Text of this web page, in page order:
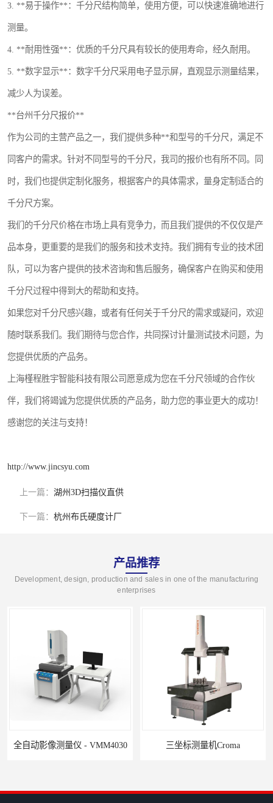
3. **易于操作**：千分尺结构简单，使用方便，可以快速准确地进行
测量。
4. **耐用性强**：优质的千分尺具有较长的使用寿命，经久耐用。
5. **数字显示**：数字千分尺采用电子显示屏，直观显示测量结果，
减少人为误差。
**台州千分尺报价**
作为公司的主营产品之一，我们提供多种**和型号的千分尺，满足不
同客户的需求。针对不同型号的千分尺，我司的报价也有所不同。同
时，我们也提供定制化服务，根据客户的具体需求，量身定制适合的
千分尺方案。
我们的千分尺价格在市场上具有竞争力，而且我们提供的不仅仅是产
品本身，更重要的是我们的服务和技术支持。我们拥有专业的技术团
队，可以为客户提供的技术咨询和售后服务，确保客户在购买和使用
千分尺过程中得到大的帮助和支持。
如果您对千分尺感兴趣，或者有任何关于千分尺的需求或疑问，欢迎
随时联系我们。我们期待与您合作，共同探讨计量测试技术问题，为
您提供优质的产品务。
上海槿程胜宇智能科技有限公司愿意成为您在千分尺领域的合作伙
伴，我们将竭诚为您提供优质的产品务，助力您的事业更大的成功！
感谢您的关注与支持！
http://www.jincsyu.com
上一篇： 湖州3D扫描仪直供
下一篇： 杭州布氏硬度计厂
产品推荐
Development, design, production and sales in one of the manufacturing
enterprises
全自动影像测量仪 - VMM4030 三坐标测量机Croma